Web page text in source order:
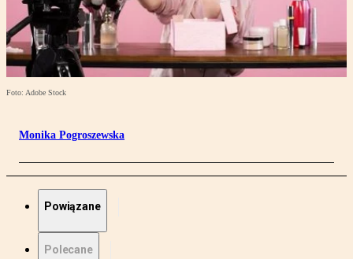
Foto: Adobe Stock
Monika Pogroszewska
Powiązane
Polecane